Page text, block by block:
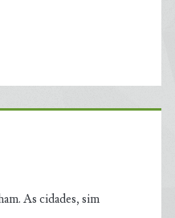
As cidades, sim